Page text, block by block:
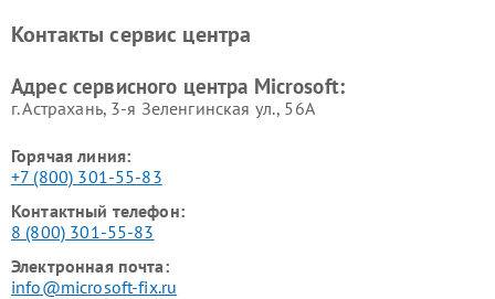
Контакты сервис центра
Адрес сервисного центра Microsoft:
г. Астрахань, 3-я Зеленгинская ул., 56А
Горячая линия:
+7 (800) 301-55-83
Контактный телефон:
8 (800) 301-55-83
Электронная почта:
info@microsoft-fix.ru